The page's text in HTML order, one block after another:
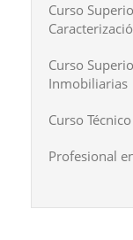
Curso
Curso
Inmobiliarias
Curso
Profesional